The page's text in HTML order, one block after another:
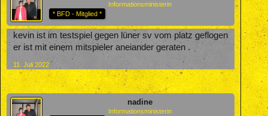
Informationsministerin
* BFD - Mitglied *
kevin ist im testspiel gegen lüner sv vom platz geflogen
er ist mit einem mitspieler aneiander geraten .
11. Juli 2022
nadine
Informationsministerin